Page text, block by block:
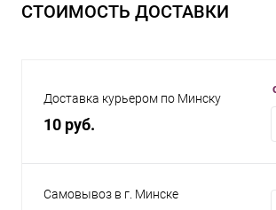
СТОИМОСТЬ ДОСТАВКИ
Доставка курьером по Минску
10 руб.
Самовывоз в г. Минске